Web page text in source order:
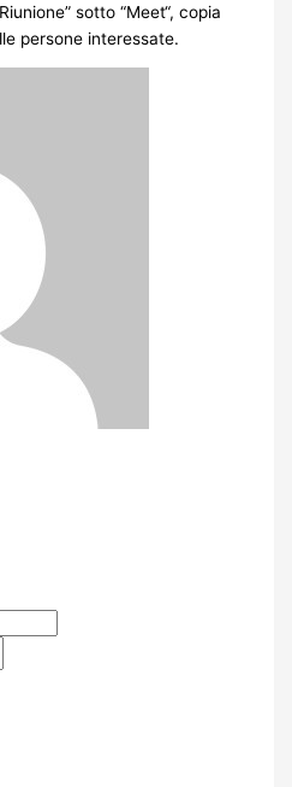
sotto “Meet“, copia
persone interessate.